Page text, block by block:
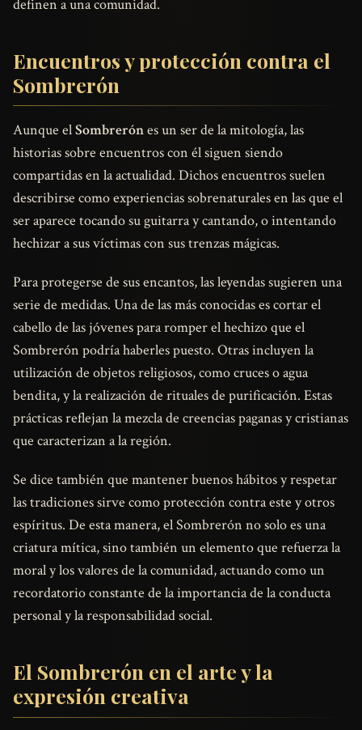
definen a una comunidad.
Encuentros y protección contra el
Sombrerón
Aunque elSombrerónes un ser de la mitología, las
historias sobre encuentros con él siguen siendo
compartidas en la actualidad. Dichos encuentros suelen
describirse como experiencias sobrenaturales en las que el
ser aparece tocando su guitarra y cantando, o intentando
hechizar a sus víctimas con sus trenzas mágicas.
Para protegerse de sus encantos, las leyendas sugieren una
serie de medidas. Una de las más conocidas es cortar el
cabello de las jóvenes para romper el hechizo que el
Sombrerón podría haberles puesto. Otras incluyen la
utilización de objetos religiosos, como cruces o agua
bendita, y la realización de rituales de purificación. Estas
prácticas reflejan la mezcla de creencias paganas y cristianas
que caracterizan a la región.
Se dice también que mantener buenos hábitos y respetar
las tradiciones sirve como protección contra este y otros
espíritus. De esta manera, el Sombrerón no solo es una
criatura mítica, sino también un elemento que refuerza la
moral y los valores de la comunidad, actuando como un
recordatorio constante de la importancia de la conducta
personal y la responsabilidad social.
El Sombrerón en el arte y la
expresión creativa